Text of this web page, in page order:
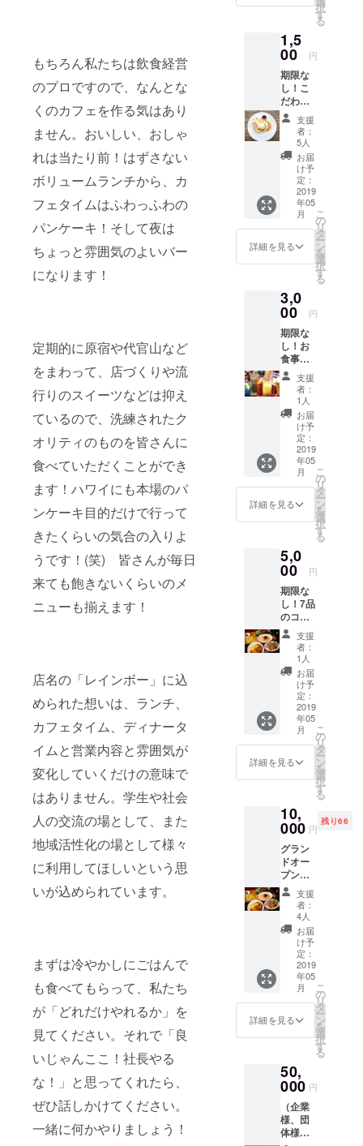
もちろん私たちは飲食経営
のプロですので、なんとな
くのカフェを作る気はあり
ません。おいしい、おしゃ
れは当たり前！はずさない
ボリュームランチから、カ
フェタイムはふわっふわの
パンケーキ！そして夜は
ちょっと雰囲気のよいバー
になります！
定期的に原宿や代官山など
をまわって、店づくりや流
行りのスイーツなどは抑え
ているので、洗練されたク
オリティのものを皆さんに
食べていただくことができ
ます！ハワイにも本場のパ
ンケーキ目的だけで行って
きたくらいの気合の入りよ
うです！(笑) 皆さんが毎日
来ても飽きないくらいのメ
ニューも揃えます！
店名の「レインボー」に込
められた想いは、ランチ、
カフェタイム、ディナータ
イムと営業内容と雰囲気が
変化していくだけの意味で
はありません。学生や社会
人の交流の場として、また
地域活性化の場として様々
に利用してほしいという思
いが込められています。
まずは冷やかしにごはんで
も食べてもらって、私たち
が「どれだけやれるか」を
見てください。それで「良
いじゃんここ！社長やる
な！」と思ってくれたら、
ぜひ話しかけてください。
一緒に何かやりましょう！
ます。 択
す
る
1,5
00 円
期限な
し！こ
だわり
のパン
ケーキ
＋ドリ
ンク１
杯券 ※
カフェ
タイム
の14時
~18時ま
での対
応のみ
とさせ
て頂き
支援
者：
5人
お届
け予
定：
2019
年05
月
詳細を見る
こ
の
リ
タ
ー
ン
を
選
択
す
る
3,0
00 円
期限な
し！お
食事１
品＋２
時間飲
み放題
券 ※
ディ
ナータ
イムの
18時
~23時ま
での対
応のみ
とさせ
て頂き
（ラス
トオー
ダー10
時30
分）
支援
者：
1人
お届
け予
定：
2019
年05
月
詳細を見る
こ
の
リ
タ
ー
ン
を
選
択
す
る
5,0
00 円
期限な
し！7品
のコー
ス料理
＋２時
間飲み
放題券
※ディ
ナータ
イムの
18時
~23時ま
での対
応のみ
とさせ
て頂き
（ラス
トオー
ダー10
時30
分）
支援
者：
1人
お届
け予
定：
2019
年05
月
詳細を見る
こ
の
リ
タ
ー
ン
を
選
択
す
る
10,
000 円
残り66
グラン
ドオー
プンレ
セプ
ション
パー
ティー
ご招待
1日の19
時~22
時
ビュッ
フェス
タイル
で飲み
で行う
予定を
してお
りま
す。ご
支援頂
支援
者：
4人
お届
け予
定：
2019
年05
月
詳細を見る
こ
の
リ
タ
ー
ン
を
選
択
す
る
50,
000 円
（企業
様、団
体様向